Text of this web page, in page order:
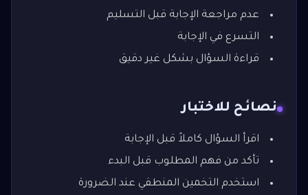
عدم مراجعة الإجابة قبل التسليم
التسرع في الإجابة
قراءة السؤال بشكل غير دقيق
نصائح للاختبار
اقرأ السؤال كاملاً قبل الإجابة
تأكد من فهم المطلوب قبل البدء
استخدم التخمين المنطقي عند الضرورة